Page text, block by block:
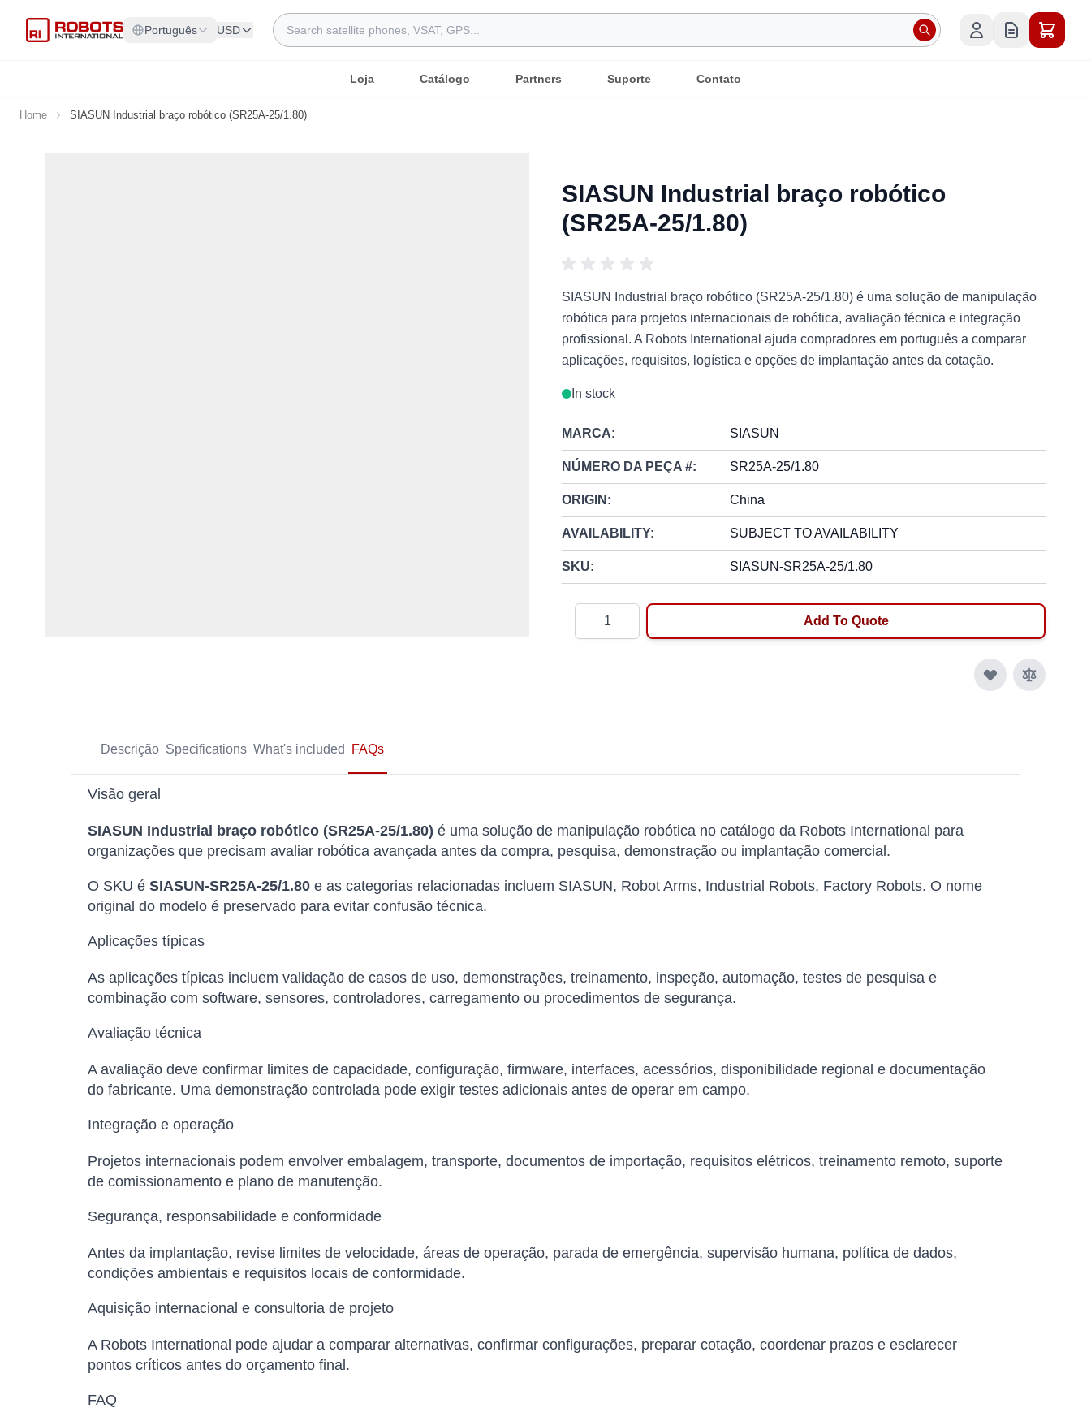
Português USD
Search
Loja Catálogo Partners Suporte Contato
Home SIASUN Industrial braço robótico (SR25A-25/1.80)
SIASUN Industrial braço robótico
(SR25A-25/1.80)
SIASUN Industrial braço robótico (SR25A-25/1.80) é uma solução de manipulação
robótica para projetos internacionais de robótica, avaliação técnica e integração
profissional. A Robots International ajuda compradores em português a comparar
aplicações, requisitos, logística e opções de implantação antes da cotação.
In stock
MARCA: SIASUN
NÚMERO DA PEÇA #: SR25A-25/1.80
ORIGIN: China
AVAILABILITY: SUBJECT TO AVAILABILITY
SKU: SIASUN-SR25A-25/1.80
Add To Quote
Descrição Specifications What's included FAQs
Visão geral
SIASUN Industrial braço robótico (SR25A-25/1.80) é uma solução de manipulação robótica no catálogo da Robots International para
organizações que precisam avaliar robótica avançada antes da compra, pesquisa, demonstração ou implantação comercial.
O SKU é SIASUN-SR25A-25/1.80 e as categorias relacionadas incluem SIASUN, Robot Arms, Industrial Robots, Factory Robots. O nome
original do modelo é preservado para evitar confusão técnica.
Aplicações típicas
As aplicações típicas incluem validação de casos de uso, demonstrações, treinamento, inspeção, automação, testes de pesquisa e
combinação com software, sensores, controladores, carregamento ou procedimentos de segurança.
Avaliação técnica
A avaliação deve confirmar limites de capacidade, configuração, firmware, interfaces, acessórios, disponibilidade regional e documentação
do fabricante. Uma demonstração controlada pode exigir testes adicionais antes de operar em campo.
Integração e operação
Projetos internacionais podem envolver embalagem, transporte, documentos de importação, requisitos elétricos, treinamento remoto, suporte
de comissionamento e plano de manutenção.
Segurança, responsabilidade e conformidade
Antes da implantação, revise limites de velocidade, áreas de operação, parada de emergência, supervisão humana, política de dados,
condições ambientais e requisitos locais de conformidade.
Aquisição internacional e consultoria de projeto
A Robots International pode ajudar a comparar alternativas, confirmar configurações, preparar cotação, coordenar prazos e esclarecer
pontos críticos antes do orçamento final.
FAQ